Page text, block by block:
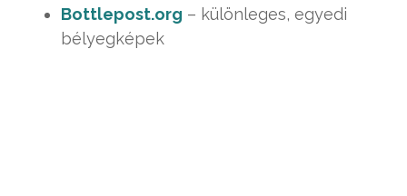
Bottlepost.org – különleges, egyedi
bélyegképek